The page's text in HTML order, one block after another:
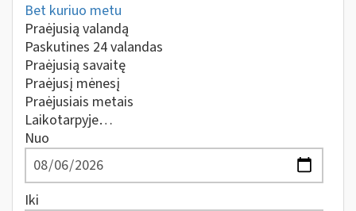
Bet kuriuo metu
Praėjusią valandą
Paskutines 24 valandas
Praėjusią savaitę
Praėjusį mėnesį
Praėjusiais metais
Laikotarpyje…
Nuo
Iki